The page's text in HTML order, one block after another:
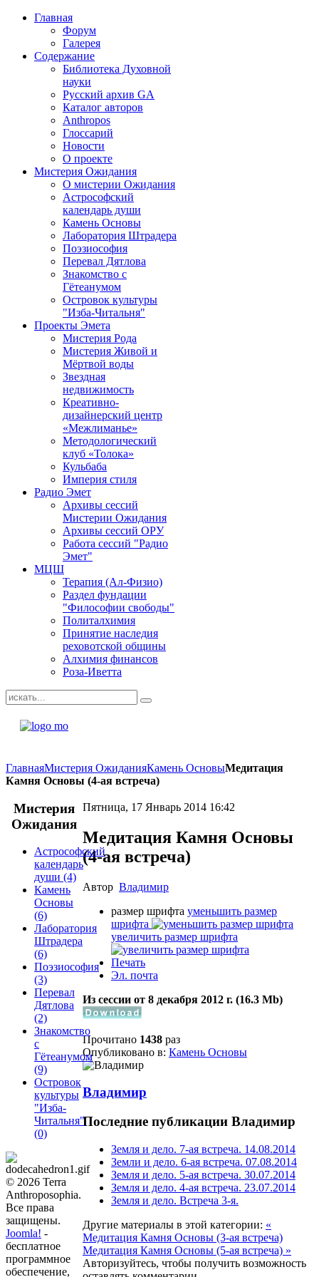
Главная
Форум
Галерея
Содержание
Библиотека Духовной
науки
Русский архив GA
Каталог авторов
Anthropos
Глоссарий
Новости
О проекте
Мистерия Ожидания
О мистерии Ожидания
Астрософский
календарь души
Камень Основы
Лаборатория Штрадера
Поэзиософия
Перевал Дятлова
Знакомство с
Гётеанумом
Островок культуры
"Изба-Читальня"
Проекты Эмета
Мистерия Рода
Мистерия Живой и
Мёртвой воды
Звездная
недвижимость
Креативно-
дизайнерский центр
«Межлиманье»
Методологический
клуб «Толока»
Кульбаба
Империя стиля
Радио Эмет
Архивы сессий
Мистерии Ожидания
Архивы сессий ОРУ
Работа сессий "Радио
Эмет"
МЦШ
Терапия (Ал-Физио)
Раздел фундации
"Философии свободы"
Политалхимия
Принятие наследия
реховотской общины
Алхимия финансов
Роза-Иветта
ГлавнаяМистерия ОжиданияКамень ОсновыМедитация
Камня Основы (4-ая встреча)
Пятница, 17 Январь 2014 16:42
Медитация Камня Основы
(4-ая встреча)
Автор Владимир
размер шрифта уменьшить размер
шрифта
увеличить размер шрифта
Печать
Эл. почта
Из сессии от 8 декабря 2012 г. (16.3 Мb)
Прочитано 1438 раз
Опубликовано в: Камень Основы
Владимир
Последние публикации Владимир
Земля и дело. 7-ая встреча. 14.08.2014
Земли и дело. 6-ая встреча. 07.08.2014
Земля и дело. 5-ая встреча. 30.07.2014
Земля и дело. 4-ая встреча. 23.07.2014
Земля и дело. Встреча 3-я.
Другие материалы в этой категории: «
Медитация Камня Основы (3-ая встреча)
Медитация Камня Основы (5-ая встреча) »
Авторизуйтесь, чтобы получить возможность
Мистерия
Ожидания
Астрософский
календарь
души (4)
Камень
Основы
(6)
Лаборатория
Штрадера
(6)
Поэзиософия
(3)
Перевал
Дятлова
(2)
Знакомство
с
Гётеанумом
(9)
Островок
культуры
"Изба-
Читальня"
(0)
© 2026 Terra
Anthroposophia.
Все права
защищены.
Joomla! -
бесплатное
программное
обеспечение,